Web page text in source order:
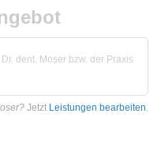
dent. Moser bzw. der Praxis
Jetzt Leistungen bearbeiten.